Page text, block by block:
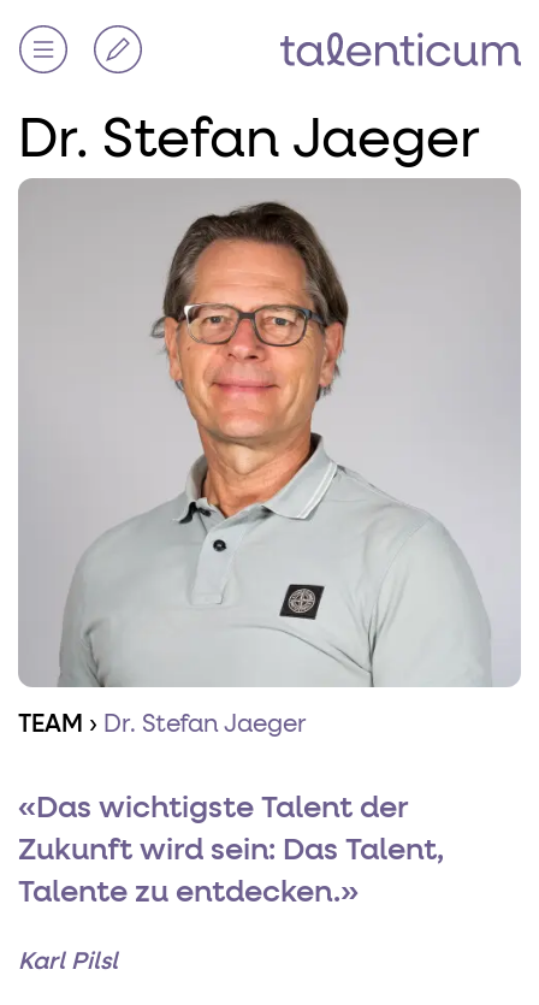
Dr. Stefan Jaeger
TEAM › Dr. Stefan Jaeger
«Das wichtigste Talent der
Zukunft wird sein: Das Talent,
Talente zu entdecken.»
Karl Pilsl